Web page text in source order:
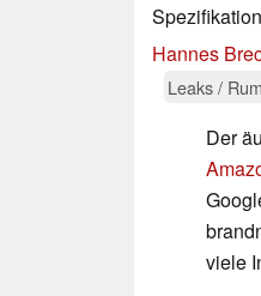
Hannes
Leaks /
Der
viele